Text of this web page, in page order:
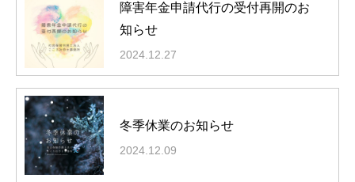
障害年金申請代行の受付再開のお
知らせ
2024.12.27
冬季休業のお知らせ
2024.12.09